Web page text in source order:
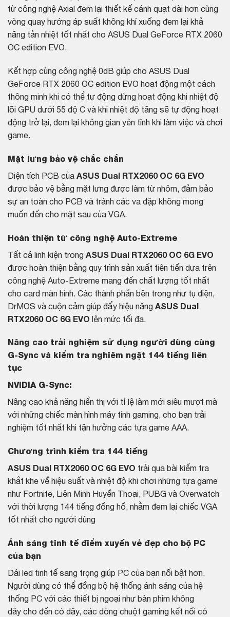
từ công nghệ Axial đem lại thiết kế cánh quạt dài hơn cùng
vòng quay hướng áp suất không khí xuống đem lại khả
năng tản nhiệt tốt nhất cho ASUS Dual GeForce RTX 2060
OC edition EVO.
Kết hợp cùng công nghệ 0dB giúp cho ASUS Dual
GeForce RTX 2060 OC edition EVO hoạt động một cách
thông minh khi có thể tự động dừng hoạt động khi nhiệt độ
lõi GPU dưới 55 độ C và khi nhiệt độ tăng sẽ tự động hoạt
động trở lại, đem lại không gian yên tĩnh khi làm việc và chơi
game.
Mặt lưng bảo vệ chắc chắn
Diện tích PCB của ASUS Dual RTX2060 OC 6G EVO
được bảo vệ bằng mặt lưng được làm từ nhôm, đảm bảo
sự an toàn cho PCB và tránh các va đập không mong
muốn đến cho mặt sau của VGA.
Hoàn thiện từ công nghệ Auto-Extreme
Tất cả linh kiện trong ASUS Dual RTX2060 OC 6G EVO
được hoàn thiện bằng quy trình sản xuất tiên tiến dựa trên
công nghệ Auto-Extreme mang đến chất lượng tốt nhất
cho card màn hình. Các thành phần bên trong như tụ điện,
DrMOS và cuộn cảm giúp đẩy hiệu năng ASUS Dual
RTX2060 OC 6G EVO lên mức tối đa.
Nâng cao trải nghiệm sử dụng người dùng cùng
G-Sync và kiểm tra nghiêm ngặt 144 tiếng liên
tục
NVIDIA G-Sync:
Nâng cao khả năng hiển thị với tỉ lệ làm mới siêu mượt mà
với những chiếc màn hình máy tính gaming, cho bạn trải
nghiệm tốt nhất khi tận hưởng các tựa game AAA.
Chương trình kiểm tra 144 tiếng
ASUS Dual RTX2060 OC 6G EVO trải qua bài kiểm tra
khắt khe về hiệu suất và nhiệt độ khi chơi những tựa game
như Fortnite, Liên Minh Huyền Thoại, PUBG và Overwatch
với thời lượng 144 tiếng đồng hồ, nhằm đem lại chiếc VGA
tốt nhất cho người dùng
Ánh sáng tinh tế điểm xuyến vẻ đẹp cho bộ PC
của bạn
Dải led tinh tế sang trọng giúp PC của bạn nổi bật hơn.
Người dùng có thể đồng bộ hệ thống ánh sáng của hệ
thống PC với các thiết bị ngoại như bàn phím không
dây cho đến có dây, các dòng chuột gaming kết nối có